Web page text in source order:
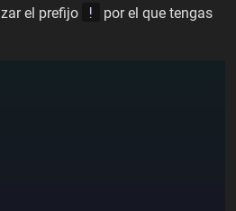
el prefijo !
por el que tengas